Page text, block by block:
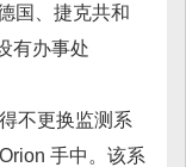
国、捷克共和
有办事处
不更换监测系
手中。该系